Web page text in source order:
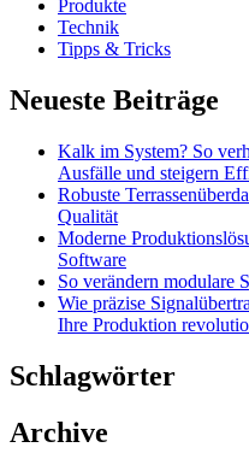
Produkte
Technik
Tipps & Tricks
Neueste Beiträge
Kalk im System? So
Ausfälle und steigern
Robuste
Qualität
Moderne
Software
So verändern modulare
Wie präzise
Ihre Produktion
Schlagwörter
Archive